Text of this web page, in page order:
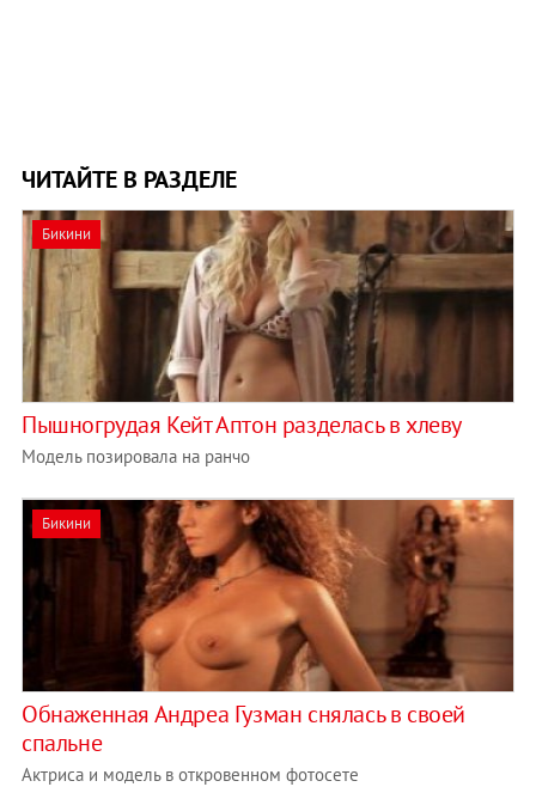
ЧИТАЙТЕ В РАЗДЕЛЕ
Бикини
Пышногрудая Кейт Аптон разделась в хлеву
Модель позировала на ранчо
Бикини
Обнаженная Андреа Гузман снялась в своей
спальне
Актриса и модель в откровенном фотосете